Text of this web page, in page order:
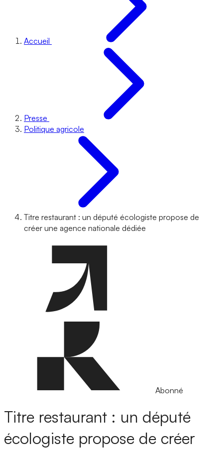
Accueil
Presse
Politique agricole
Titre restaurant : un député écologiste propose de
créer une agence nationale dédiée
Abonné
Titre restaurant : un député
écologiste propose de créer